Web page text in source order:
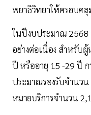
พยาธิวิทยาให้ครอบค
ในปีงบประมาณ
อย่างต่อเนื่อง สำหรับ
ปี หรืออายุ 15 -29 ปี ก
ประมาณรองรับจำนว
หมายบริการจำนวน